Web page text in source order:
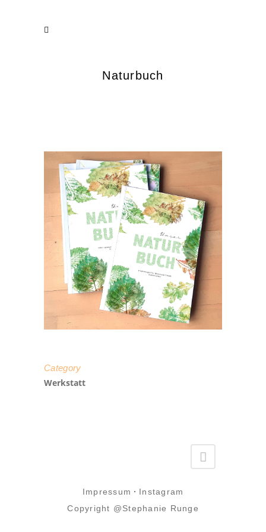
Naturbuch
Category
Werkstatt
Impressum · Instagram
Copyright @Stephanie Runge